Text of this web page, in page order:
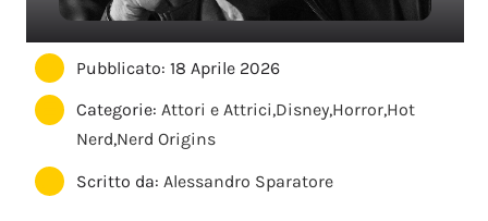
Pubblicato: 18 Aprile 2026
Categorie:Attori e Attrici,Disney,Horror,Hot
Nerd,Nerd Origins
Scritto da: Alessandro Sparatore